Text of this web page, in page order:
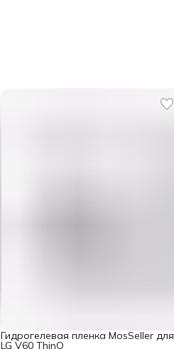
Гидрогелевая пленка MosSeller для
LG V60 ThinQ